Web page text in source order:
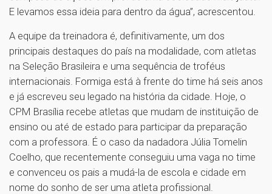
E levamos essa ideia para dentro da água”, acrescentou.
A equipe da treinadora é, definitivamente, um dos
principais destaques do país na modalidade, com atletas
na Seleção Brasileira e uma sequência de troféus
internacionais. Formiga está à frente do time há seis anos
e já escreveu seu legado na história da cidade. Hoje, o
CPM Brasília recebe atletas que mudam de instituição de
ensino ou até de estado para participar da preparação
com a professora. É o caso da nadadora Júlia Tomelin
Coelho, que recentemente conseguiu uma vaga no time
e convenceu os pais a mudá-la de escola e cidade em
nome do sonho de ser uma atleta profissional.